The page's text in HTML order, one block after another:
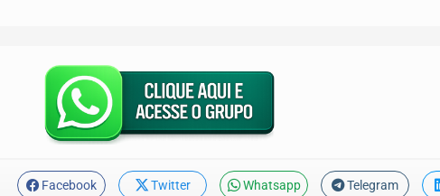
Facebook Twitter Whatsapp Telegram